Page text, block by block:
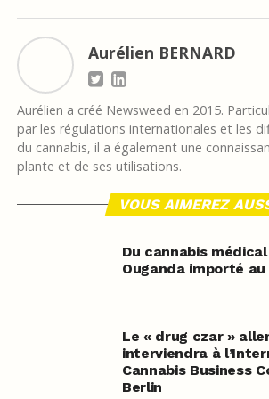
Aurélien BERNARD
Aurélien a créé Newsweed en 2015.
par les régulations internationales et les
du cannabis, il a également une
plante et de ses utilisations.
VOUS AIMEREZ
Du cannabis
Ouganda importé
Le « drug czar »
interviendra à
Cannabis Business
Berlin